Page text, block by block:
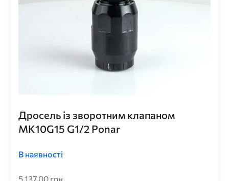
Дросель із зворотним клапаном
MK10G15 G1/2 Ponar
В наявності
5 137,00 грн